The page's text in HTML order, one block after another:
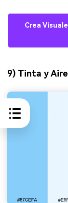
Crea
9) Tinta y Aire